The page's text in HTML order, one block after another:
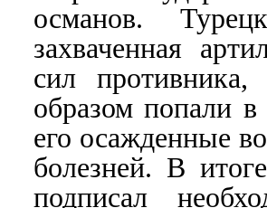
османов.
захваченная
сил
образом попали
его осажденные
болезней. В
подписал